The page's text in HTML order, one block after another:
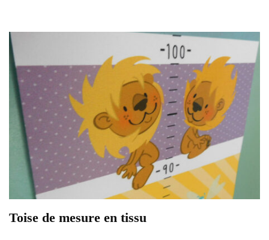
Toise de mesure en tissu